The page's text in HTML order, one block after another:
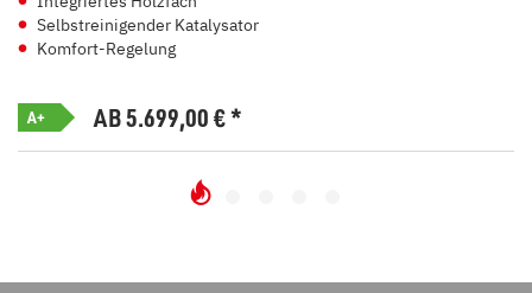
Selbstreinigender Katalysator
Komfort-Regelung
A+ AB 5.699,00€*